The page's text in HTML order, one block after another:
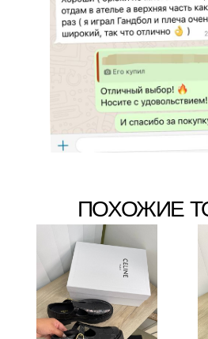
ПОХОЖИЕ